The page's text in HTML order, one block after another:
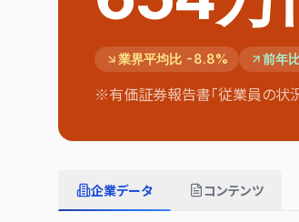
業界平均比 -8.8% 前年
※有価証券報告書「従業員の状況
企業データ コンテンツ